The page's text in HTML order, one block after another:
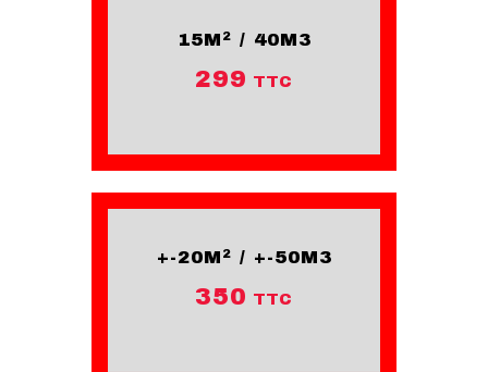
15M² / 40M3
299 TTC
+-20M² / +-50M3
350 TTC